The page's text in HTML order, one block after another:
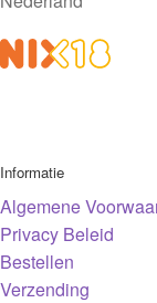
Informatie
Algemene
Privacy Beleid
Bestellen
Verzending